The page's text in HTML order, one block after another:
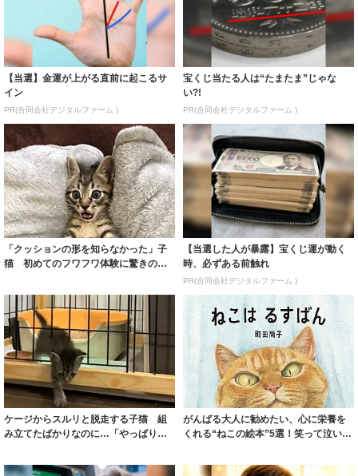
【当選】金運が上がる直前に起こるサ
イン
PR(合同会社デジタルファーム )
宝くじ当たる人は“たまたま”じゃな
い?!
PR(合同会社デジタルファーム )
「クッションの形を知らなかった」子
猫 初めてのフワフワ体験に驚きのリ
【当選した人が暴露】宝くじ運が動く
時、必ずある前触れ
PR(合同会社デジタルファーム )
ケージからスルリと脱走する子猫 組
み立てたばかりなのに…「やっぱり、
がんばる大人に勧めたい、心に栄養を
くれる“ねこの絵本”5選！笑って泣いて